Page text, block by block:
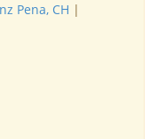
Pena, CH |